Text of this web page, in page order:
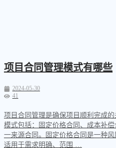
项目合同管理模式有哪些
2024-05-30
41
项目合同管理是确保项目顺利完成
模式包括：固定价格合同、成本补
一来源合同。固定价格合同是一种风
适用于需求明确、范围 …